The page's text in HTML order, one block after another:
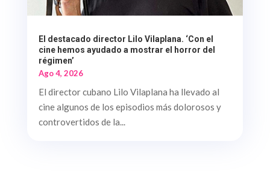
El destacado director Lilo Vilaplana. ‘Con el
cine hemos ayudado a mostrar el horror del
régimen’
Ago 4, 2026
El director cubano Lilo Vilaplana ha llevado al
cine algunos de los episodios más dolorosos y
controvertidos de la...